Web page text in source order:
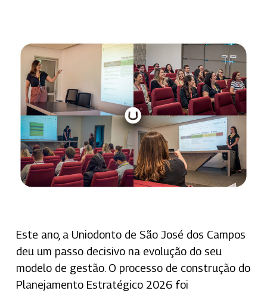
Este ano, a Uniodonto de São José dos Campos
deu um passo decisivo na evolução do seu
modelo de gestão. O processo de construção do
Planejamento Estratégico 2026 foi